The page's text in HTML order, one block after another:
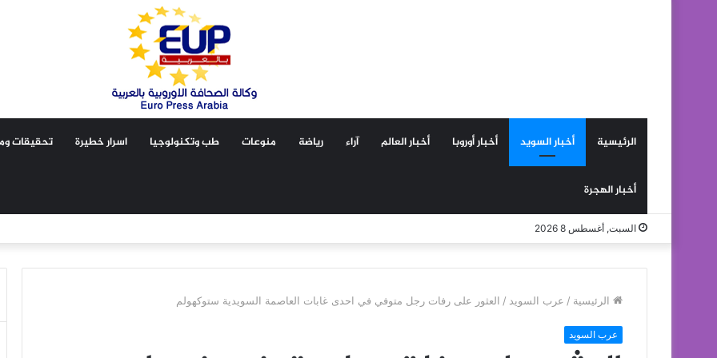
الرئيسية أخبار السويد أخبار أوروبا أخبار العالم آراء رياضة منوعات طب وتكنولوجيا اسرار خطيرة تحقيقات
أخبار الهجرة
السبت, أغسطس 8 2026
الرئيسية / عرب السويد / العثور على رفات رجل متوفي في احدى غابات العاصمة السويدية ستوكهولم
عرب السويد